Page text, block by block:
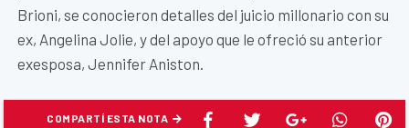
Brioni, se conocieron detalles del juicio millonario con su
ex, Angelina Jolie, y del apoyo que le ofreció su anterior
exesposa, Jennifer Aniston.
COMPARTÍ ESTA NOTA